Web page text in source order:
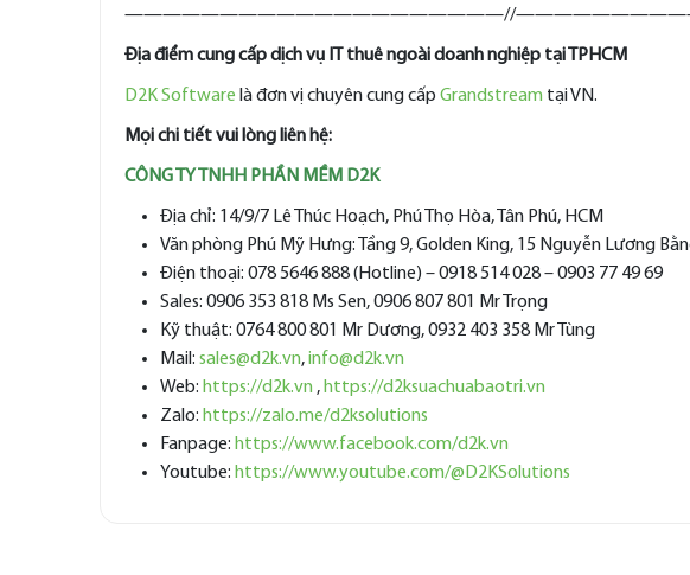
————————————————————//
Địa điểm cung cấp dịch vụ IT thuê ngoài doanh nghiệp tại TPHCM
D2K Software là đơn vị chuyên cung cấp Grandstream tại VN.
Mọi chi tiết vui lòng liên hệ:
CÔNG TY TNHH PHẦN MỀM D2K
Địa chỉ: 14/9/7 Lê Thúc Hoạch, Phú Thọ Hòa, Tân Phú, HCM
Văn phòng Phú Mỹ Hưng: Tầng 9, Golden King, 15 Nguyễn Lương
Điện thoại: 078 5646 888 (Hotline) – 0918 514 028 – 0903 77 49 69
Sales: 0906 353 818 Ms Sen, 0906 807 801 Mr Trọng
Kỹ thuật: 0764 800 801 Mr Dương, 0932 403 358 Mr Tùng
Mail: sales@d2k.vn,info@d2k.vn
Web: https://d2k.vn , https://d2ksuachuabaotri.vn
Zalo: https://zalo.me/d2ksolutions
Fanpage: https://www.facebook.com/d2k.vn
Youtube: https://www.youtube.com/@D2KSolutions